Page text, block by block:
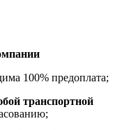
100% предоплата;
транспортной